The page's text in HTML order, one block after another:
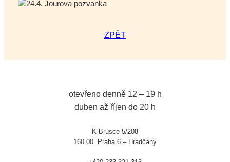
ZPĚT
otevřeno denně 12 – 19 h
duben až říjen do 20 h
K Brusce 5/208
160 00 Praha 6 – Hradčany